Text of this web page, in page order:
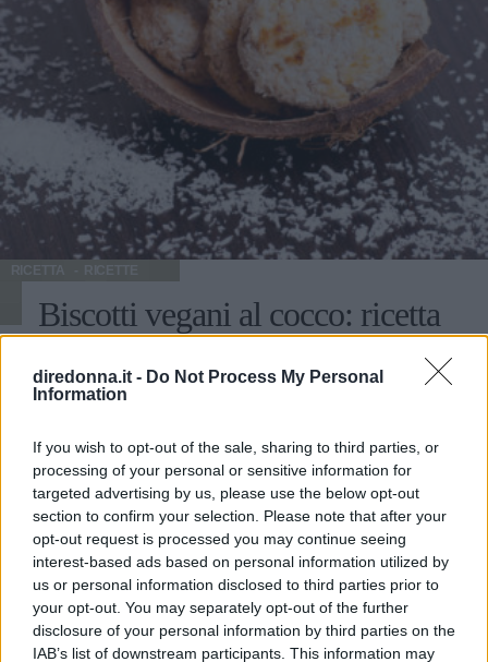
diredonna.it - Do Not Process My Personal
Information
If you wish to opt-out of the sale, sharing to third parties, or
processing of your personal or sensitive information for
targeted advertising by us, please use the below opt-out
section to confirm your selection. Please note that after your
opt-out request is processed you may continue seeing
interest-based ads based on personal information utilized by
us or personal information disclosed to third parties prior to
your opt-out. You may separately opt-out of the further
disclosure of your personal information by third parties on the
IAB’s list of downstream participants. This information may
RICETTA
Biscotti vegani al cocco: ricetta
I biscotti vegani al cocco sono dei dolcetti molto facili da
ingrediente di origine animale, e hanno una consistenza
friabile all'interno e croccante all'esterno. Ideali da servire
durante l'ora del tè o come pasticcino per accompagnare il
caffè, se ben conservati in una scatola di latta durano a
lungo. La farina di cocco è spesso utilizzata in pasticceria,
in particolare quella vegana, per la realizzazione di dolci,
biscotti e prodotti da forno. Per realizzare questi biscotti
utilizzate un olio leggero e dal gusto neutro come quello di
girasole o di riso, inoltre è importante non superiate il
MARTINA PARENZAN
Può interessarti anche